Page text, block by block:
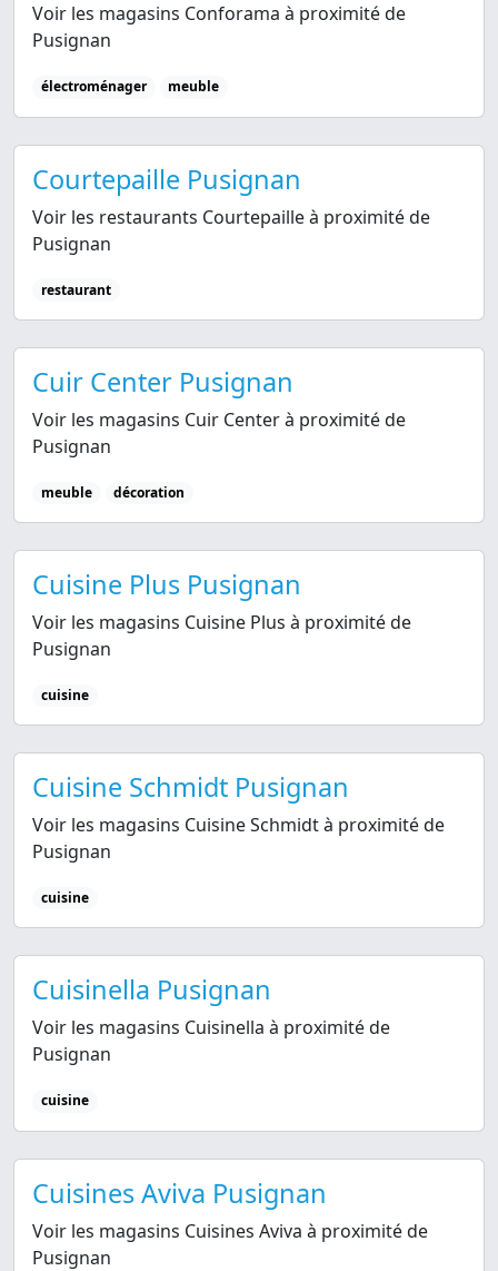
Voir les magasins Conforama à proximité de
Pusignan
électroménager meuble
Courtepaille Pusignan
Voir les restaurants Courtepaille à proximité de
Pusignan
restaurant
Cuir Center Pusignan
Voir les magasins Cuir Center à proximité de
Pusignan
meuble décoration
Cuisine Plus Pusignan
Voir les magasins Cuisine Plus à proximité de
Pusignan
cuisine
Cuisine Schmidt Pusignan
Voir les magasins Cuisine Schmidt à proximité de
Pusignan
cuisine
Cuisinella Pusignan
Voir les magasins Cuisinella à proximité de
Pusignan
cuisine
Cuisines Aviva Pusignan
Voir les magasins Cuisines Aviva à proximité de
Pusignan